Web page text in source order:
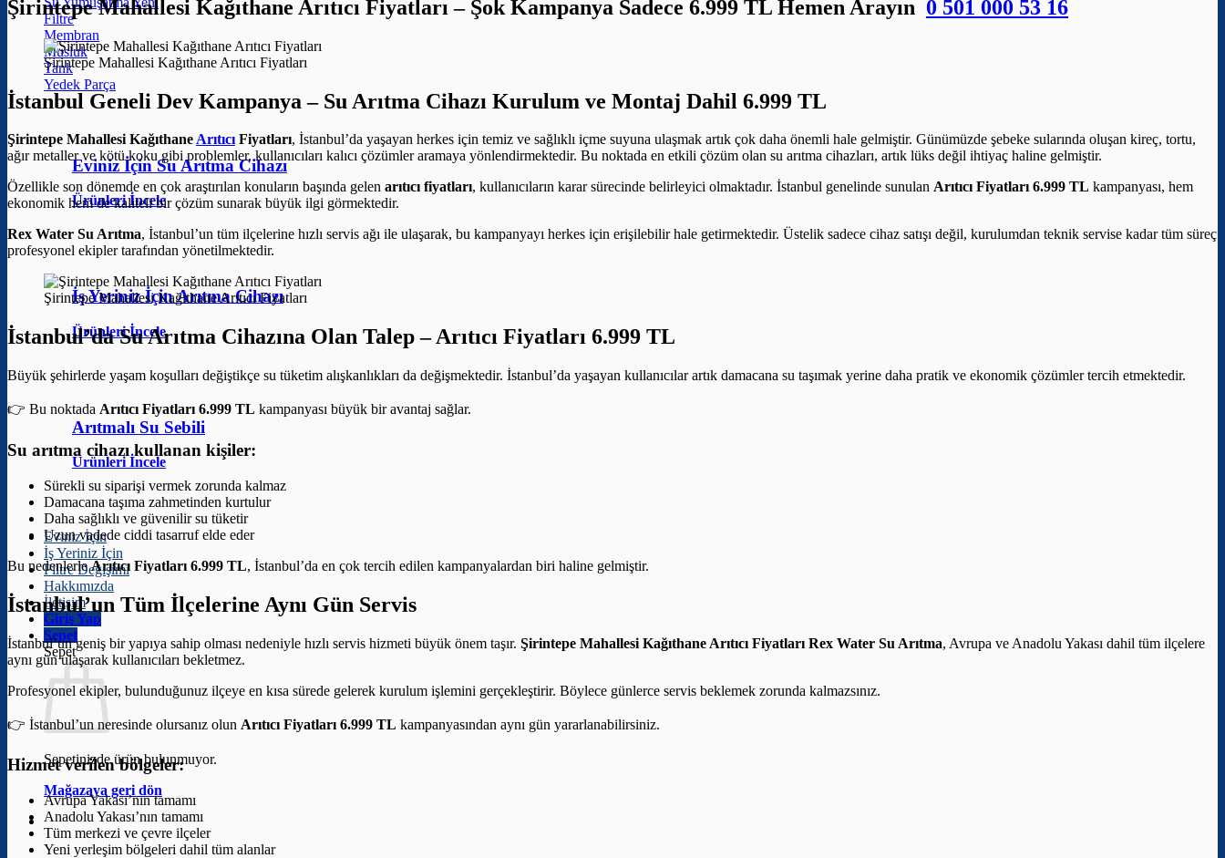
Filtre
Membran
Musluk
Tank
Yedek Parça
Eviniz İçin Su Arıtma Cihazı
Ürünleri İncele
İş Yeriniz İçin Arıtma Cihazı
Ürünleri İncele
Arıtmalı Su Sebili
Ürünleri İncele
Eviniz İçin
İş Yeriniz İçin
Filtre Değişimi
Hakkımızda
İletişim
Giriş Yap
Sepet
Sepet
Sepetinizde ürün bulunmuyor.
Mağazaya geri dön
Şirintepe Mahallesi Kağıthane Arıtıcı Fiyatları – Şok Kampanya Sadece 6.999 TL Hemen Arayın 0 501 000 53 16
Şirintepe Mahallesi Kağıthane Arıtıcı Fiyatları
İstanbul Geneli Dev Kampanya – Su Arıtma Cihazı Kurulum ve Montaj Dahil 6.999 TL
Şirintepe Mahallesi KağıthaneArıtıcıFiyatları, İstanbul’da yaşayan herkes için temiz ve sağlıklı içme suyuna ulaşmak artık çok daha önemli hale gelmiştir. Günümüzde şebeke sularında oluşan kireç, tortu,
ağır metaller ve kötü koku gibi problemler, kullanıcıları kalıcı çözümler aramaya yönlendirmektedir. Bu noktada en etkili çözüm olan su arıtma cihazları, artık lüks değil ihtiyaç haline gelmiştir.
Özellikle son dönemde en çok araştırılan konuların başında gelen arıtıcı fiyatları, kullanıcıların karar sürecinde belirleyici olmaktadır. İstanbul genelinde sunulan Arıtıcı Fiyatları 6.999 TL kampanyası, hem
ekonomik hem de kaliteli bir çözüm sunarak büyük ilgi görmektedir.
Rex Water Su Arıtma, İstanbul’un tüm ilçelerine hızlı servis ağı ile ulaşarak, bu kampanyayı herkes için erişilebilir hale getirmektedir. Üstelik sadece cihaz satışı değil, kurulumdan teknik servise kadar tüm süreç
profesyonel ekipler tarafından yönetilmektedir.
Şirintepe Mahallesi Kağıthane Arıtıcı Fiyatları
İstanbul’da Su Arıtma Cihazına Olan Talep –Arıtıcı Fiyatları 6.999 TL
Büyük şehirlerde yaşam koşulları değiştikçe su tüketim alışkanlıkları da değişmektedir. İstanbul’da yaşayan kullanıcılar artık damacana su taşımak yerine daha pratik ve ekonomik çözümler tercih etmektedir.
👉 Bu noktada Arıtıcı Fiyatları 6.999 TL kampanyası büyük bir avantaj sağlar.
Su arıtma cihazı kullanan kişiler:
Sürekli su siparişi vermek zorunda kalmaz
Damacana taşıma zahmetinden kurtulur
Daha sağlıklı ve güvenilir su tüketir
Uzun vadede ciddi tasarruf elde eder
Bu nedenlerleArıtıcı Fiyatları 6.999 TL, İstanbul’da en çok tercih edilen kampanyalardan biri haline gelmiştir.
İstanbul’un Tüm İlçelerine Aynı Gün Servis
İstanbul’un geniş bir yapıya sahip olması nedeniyle hızlı servis hizmeti büyük önem taşır. Şirintepe Mahallesi Kağıthane Arıtıcı Fiyatları Rex Water Su Arıtma, Avrupa ve Anadolu Yakası dahil tüm ilçelere
aynı gün ulaşarak kullanıcıları bekletmez.
Profesyonel ekipler, bulunduğunuz ilçeye en kısa sürede gelerek kurulum işlemini gerçekleştirir. Böylece günlerce servis beklemek zorunda kalmazsınız.
👉 İstanbul’un neresinde olursanız olun Arıtıcı Fiyatları 6.999 TL kampanyasından aynı gün yararlanabilirsiniz.
Hizmet verilen bölgeler:
Avrupa Yakası’nın tamamı
Anadolu Yakası’nın tamamı
Tüm merkezi ve çevre ilçeler
Yeni yerleşim bölgeleri dahil tüm alanlar